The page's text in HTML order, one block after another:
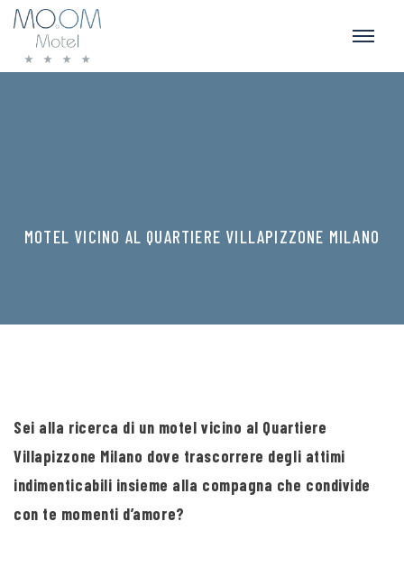
MOTEL VICINO AL QUARTIERE VILLAPIZZONE MILANO
Sei alla ricerca di un motel vicino al Quartiere
Villapizzone Milano dove trascorrere degli attimi
indimenticabili insieme alla compagna che condivide
con te momenti d’amore?